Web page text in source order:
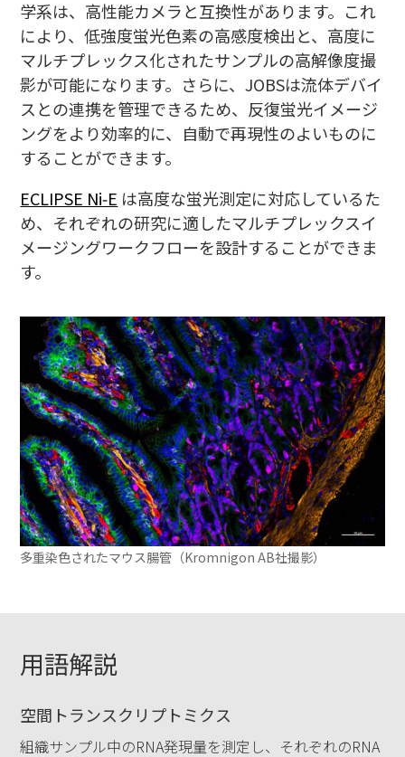
多重染色されたマウス腸管（Kromnigon AB社撮影）
学系は、高性能カメラと互換性があります。これ
により、低強度蛍光色素の高感度検出と、高度に
マルチプレックス化されたサンプルの高解像度撮
影が可能になります。さらに、JOBSは流体デバイ
スとの連携を管理できるため、反復蛍光イメージ
ングをより効率的に、自動で再現性のよいものに
することができます。
ECLIPSE Ni‑E は高度な蛍光測定に対応しているた
め、それぞれの研究に適したマルチプレックスイ
メージングワークフローを設計することができま
す。
用語解説
空間トランスクリプトミクス
組織サンプル中のRNA発現量を測定し、それぞれのRNA